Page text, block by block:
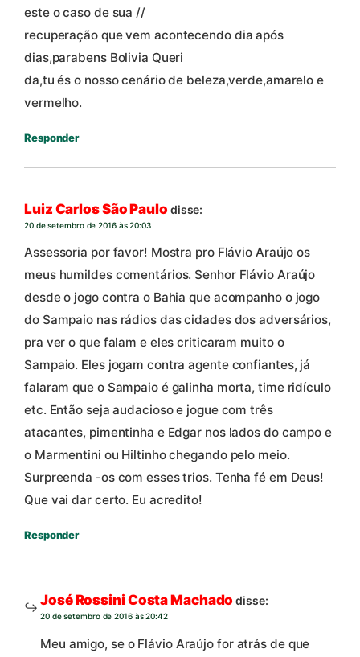
este o caso de sua //
recuperação que vem acontecendo dia após
dias,parabens Bolivia Queri
da,tu és o nosso cenário de beleza,verde,amarelo e
vermelho.
Responder
Luiz Carlos São Paulo disse:
20 de setembro de 2016 às 20:03
Assessoria por favor! Mostra pro Flávio Araújo os
meus humildes comentários. Senhor Flávio Araújo
desde o jogo contra o Bahia que acompanho o jogo
do Sampaio nas rádios das cidades dos adversários,
pra ver o que falam e eles criticaram muito o
Sampaio. Eles jogam contra agente confiantes, já
falaram que o Sampaio é galinha morta, time ridículo
etc. Então seja audacioso e jogue com três
atacantes, pimentinha e Edgar nos lados do campo e
o Marmentini ou Hiltinho chegando pelo meio.
Surpreenda -os com esses trios. Tenha fé em Deus!
Que vai dar certo. Eu acredito!
Responder
José Rossini Costa Machado disse:
20 de setembro de 2016 às 20:42
Meu amigo, se o Flávio Araújo for atrás de que